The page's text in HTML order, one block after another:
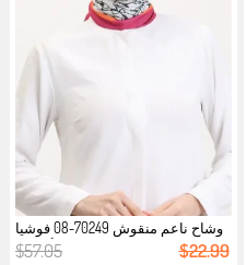
وشاح ناعم منقوش 70249-08 فوشيا
أخضر...
$57.05 $22.99